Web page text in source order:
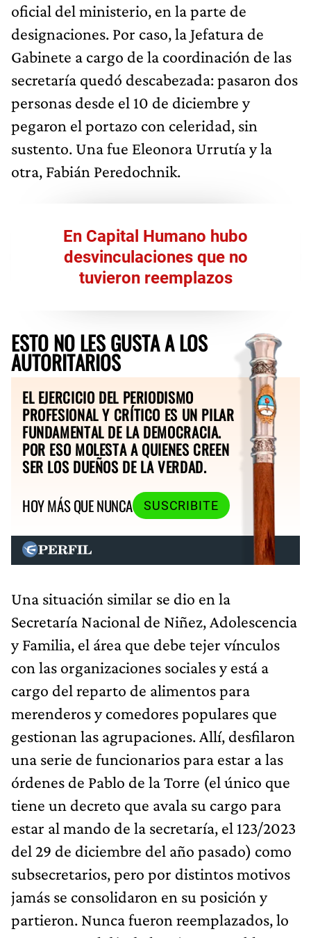
oficial del ministerio, en la parte de
designaciones. Por caso, la Jefatura de
Gabinete a cargo de la coordinación de las
secretaría quedó descabezada: pasaron dos
personas desde el 10 de diciembre y
pegaron el portazo con celeridad, sin
sustento. Una fue Eleonora Urrutía y la
otra, Fabián Peredochnik.
En Capital Humano hubo
desvinculaciones que no
tuvieron reemplazos
ESTO NO LES GUSTA A LOS
AUTORITARIOS
EL EJERCICIO DEL PERIODISMO
PROFESIONAL Y CRÍTICO ES UN PILAR
FUNDAMENTAL DE LA DEMOCRACIA.
POR ESO MOLESTA A QUIENES CREEN
SER LOS DUEÑOS DE LA VERDAD.
HOY MÁS QUE NUNCA
SUSCRIBITE
Una situación similar se dio en la
Secretaría Nacional de Niñez, Adolescencia
y Familia, el área que debe tejer vínculos
con las organizaciones sociales y está a
cargo del reparto de alimentos para
merenderos y comedores populares que
gestionan las agrupaciones. Allí, desfilaron
una serie de funcionarios para estar a las
órdenes de Pablo de la Torre (el único que
tiene un decreto que avala su cargo para
estar al mando de la secretaría, el 123/2023
del 29 de diciembre del año pasado) como
subsecretarios, pero por distintos motivos
jamás se consolidaron en su posición y
partieron. Nunca fueron reemplazados, lo